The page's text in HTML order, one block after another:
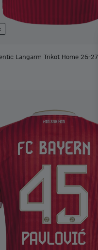
Langarm Trikot Home 26-27